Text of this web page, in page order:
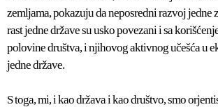
zemljama, pokazuju da neposredni razvoj jedne
rast jedne države su usko povezani i sa
polovine društva, i njihovog aktivnog učešća u
jedne države.
S toga, mi, i kao država i kao društvo, smo